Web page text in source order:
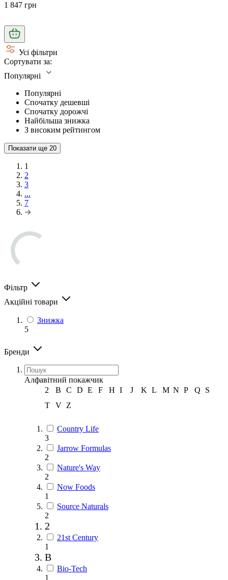
1 847 грн
Усі фільтри
Сортувати за:
Популярні
Популярні
Спочатку дешевші
Спочатку дорожчі
Найбільша знижка
З високим рейтингом
Показати ще 20
1
2
3
...
7
Фільтр
Акційні товари
Знижка
5
Бренди
Алфавітний покажчик
2
B C D E F H I J K L M N P Q
S
T
V Z
Country Life
3
Jarrow Formulas
2
Nature's Way
2
Now Foods
1
Source Naturals
2
2
21st Century
1
B
Bio-Tech
1